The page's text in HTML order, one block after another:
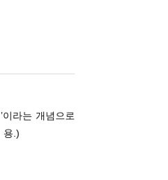
라는 개념으로
용.)